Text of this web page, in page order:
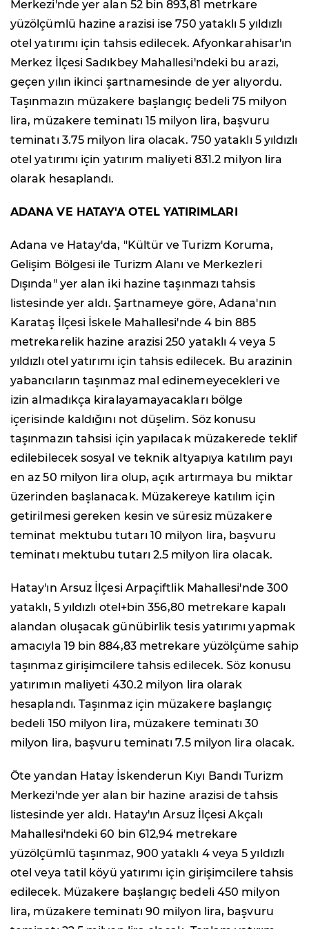
Merkezi'nde yer alan 52 bin 893,81 metrkare
yüzölçümlü hazine arazisi ise 750 yataklı 5 yıldızlı
otel yatırımı için tahsis edilecek. Afyonkarahisar'ın
Merkez İlçesi Sadıkbey Mahallesi'ndeki bu arazi,
geçen yılın ikinci şartnamesinde de yer alıyordu.
Taşınmazın müzakere başlangıç bedeli 75 milyon
lira, müzakere teminatı 15 milyon lira, başvuru
teminatı 3.75 milyon lira olacak. 750 yataklı 5 yıldızlı
otel yatırımı için yatırım maliyeti 831.2 milyon lira
olarak hesaplandı.
ADANA VE HATAY'A OTEL YATIRIMLARI
Adana ve Hatay'da, "Kültür ve Turizm Koruma,
Gelişim Bölgesi ile Turizm Alanı ve Merkezleri
Dışında" yer alan iki hazine taşınmazı tahsis
listesinde yer aldı. Şartnameye göre, Adana'nın
Karataş İlçesi İskele Mahallesi'nde 4 bin 885
metrekarelik hazine arazisi 250 yataklı 4 veya 5
yıldızlı otel yatırımı için tahsis edilecek. Bu arazinin
yabancıların taşınmaz mal edinemeyecekleri ve
izin almadıkça kiralayamayacakları bölge
içerisinde kaldığını not düşelim. Söz konusu
taşınmazın tahsisi için yapılacak müzakerede teklif
edilebilecek sosyal ve teknik altyapıya katılım payı
en az 50 milyon lira olup, açık artırmaya bu miktar
üzerinden başlanacak. Müzakereye katılım için
getirilmesi gereken kesin ve süresiz müzakere
teminat mektubu tutarı 10 milyon lira, başvuru
teminatı mektubu tutarı 2.5 milyon lira olacak.
Hatay'ın Arsuz İlçesi Arpaçiftlik Mahallesi'nde 300
yataklı, 5 yıldızlı otel+bin 356,80 metrekare kapalı
alandan oluşacak günübirlik tesis yatırımı yapmak
amacıyla 19 bin 884,83 metrekare yüzölçüme sahip
taşınmaz girişimcilere tahsis edilecek. Söz konusu
yatırımın maliyeti 430.2 milyon lira olarak
hesaplandı. Taşınmaz için müzakere başlangıç
bedeli 150 milyon lira, müzakere teminatı 30
milyon lira, başvuru teminatı 7.5 milyon lira olacak.
Öte yandan Hatay İskenderun Kıyı Bandı Turizm
Merkezi'nde yer alan bir hazine arazisi de tahsis
listesinde yer aldı. Hatay'ın Arsuz İlçesi Akçalı
Mahallesi'ndeki 60 bin 612,94 metrekare
yüzölçümlü taşınmaz, 900 yataklı 4 veya 5 yıldızlı
otel veya tatil köyü yatırımı için girişimcilere tahsis
edilecek. Müzakere başlangıç bedeli 450 milyon
lira, müzakere teminatı 90 milyon lira, başvuru